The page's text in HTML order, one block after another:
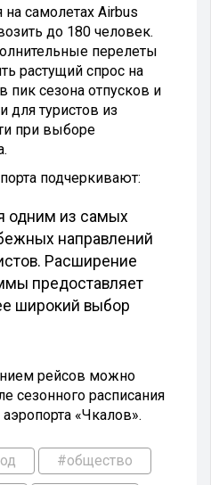
самолетах Airbus
до 180 человек.
перелеты
растущий спрос на
пик сезона отпусков и
для туристов из
при выборе
подчеркивают:
одним из самых
направлений
Расширение
предоставляет
широкий выбор
рейсов можно
сезонного расписания
«Чкалов».
#общество